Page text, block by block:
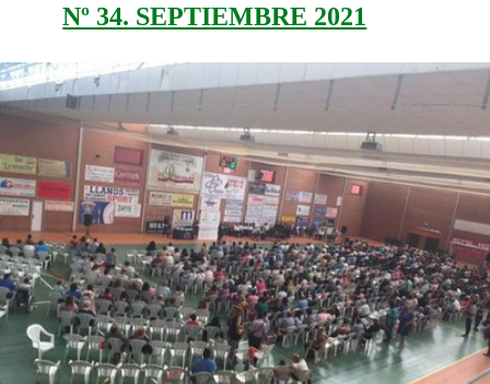
Nº 34. SEPTIEMBRE 2021